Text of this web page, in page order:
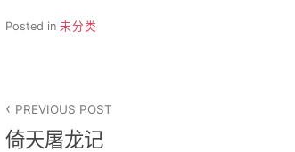
Posted in 未分类
章
PREVIOUS POST
倚天屠龙记